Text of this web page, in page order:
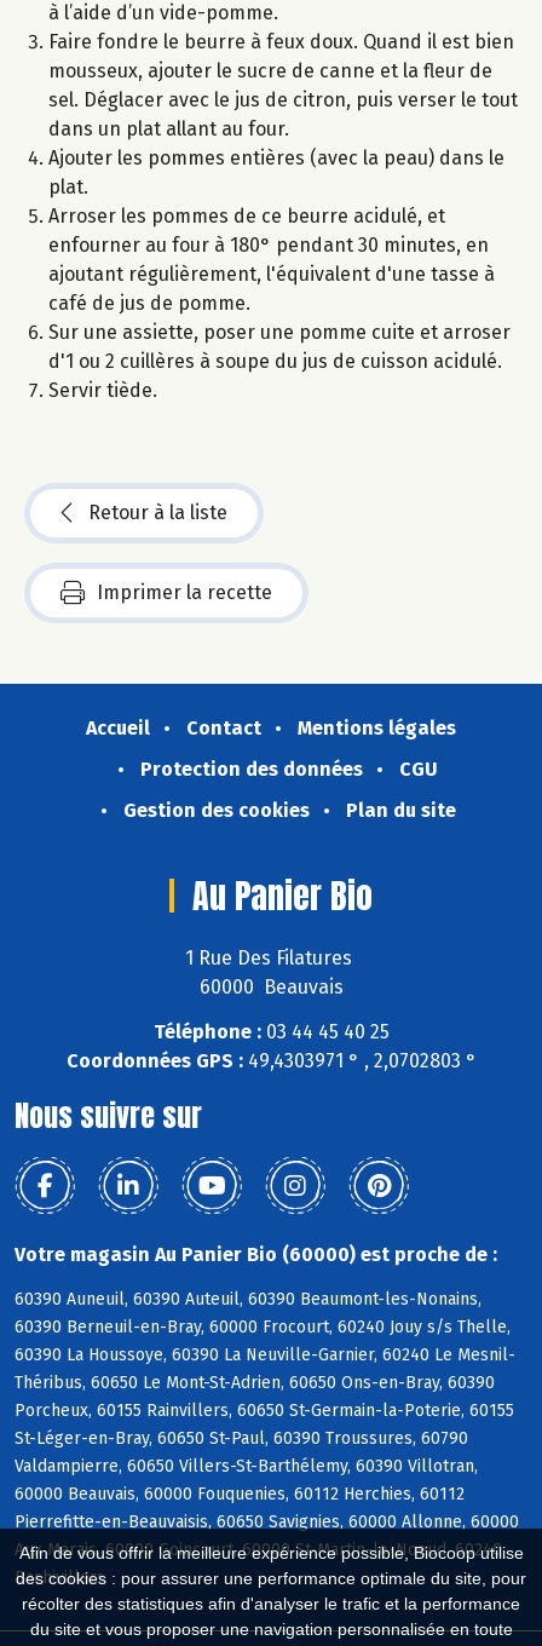
Afin de vous offrir la meilleure expérience possible, Biocoop utilise
des cookies : pour assurer une performance optimale du site, pour
récolter des statistiques afin d'analyser le trafic et la performance
du site et vous proposer une navigation personnalisée en toute
à l’aide d’un vide-pomme.
Faire fondre le beurre à feux doux. Quand il est bien
mousseux, ajouter le sucre de canne et la fleur de
sel. Déglacer avec le jus de citron, puis verser le tout
dans un plat allant au four.
Ajouter les pommes entières (avec la peau) dans le
plat.
Arroser les pommes de ce beurre acidulé, et
enfourner au four à 180° pendant 30 minutes, en
ajoutant régulièrement, l'équivalent d'une tasse à
café de jus de pomme.
Sur une assiette, poser une pomme cuite et arroser
d'1 ou 2 cuillères à soupe du jus de cuisson acidulé.
Servir tiède.
Retour à la liste
Imprimer la recette
Accueil Contact
Mentions légales
Protection des données
CGU
Gestion des cookies
Plan du site
Au Panier Bio
1 Rue Des Filatures
60000 Beauvais
Téléphone :03 44 45 40 25
Coordonnées GPS :49,4303971 ° , 2,0702803 °
Nous suivre sur
Votre magasin Au Panier Bio (60000) est proche de :
60390 Auneuil, 60390 Auteuil, 60390 Beaumont-les-Nonains,
60390 Berneuil-en-Bray, 60000 Frocourt, 60240 Jouy s/s Thelle,
60390 La Houssoye, 60390 La Neuville-Garnier, 60240 Le Mesnil-
Théribus, 60650 Le Mont-St-Adrien, 60650 Ons-en-Bray, 60390
Porcheux, 60155 Rainvillers, 60650 St-Germain-la-Poterie, 60155
St-Léger-en-Bray, 60650 St-Paul, 60390 Troussures, 60790
Valdampierre, 60650 Villers-St-Barthélemy, 60390 Villotran,
60000 Beauvais, 60000 Fouquenies, 60112 Herchies, 60112
Pierrefitte-en-Beauvaisis, 60650 Savignies, 60000 Allonne, 60000
Aux Marais, 60000 Goincourt, 60000 St-Martin-le-Noeud, 60240
Bachivillers